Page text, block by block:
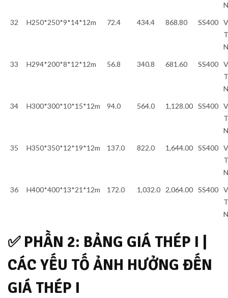
32
H250*250*9*14*12m 72.4 434.4 868.80 SS400
33
H294*200*8*12*12m 56.8 340.8 681.60 SS400
34
H300*300*10*15*12m 94.0 564.0 1,128.00 SS400
35
H350*350*12*19*12m 137.0 822.0 1,644.00 SS400
36
H400*400*13*21*12m 172.0 1,032.0 2,064.00 SS400
✅ PHẦN 2: BẢNG GIÁ THÉP I |
CÁC YẾU TỐ ẢNH HƯỞNG ĐẾN
GIÁ THÉP I